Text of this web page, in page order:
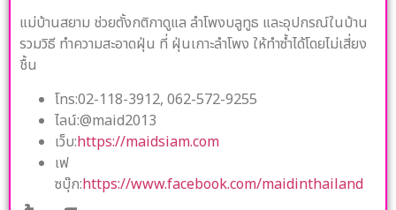
แม่บ้านสยาม ช่วยตั้งกติกาดูแล ลำโพงบลูทูธ และอุปกรณ์ในบ้าน
รวมวิธี ทำความสะอาดฝุ่น ที่ ฝุ่นเกาะลำโพง ให้ทำซ้ำได้โดยไม่เสี่ยง
ชื้น
โทร:02-118-3912, 062-572-9255
ไลน์:@maid2013
เว็บ:https://maidsiam.com
เฟ
ซบุ๊ก:https://www.facebook.com/maidinthailand